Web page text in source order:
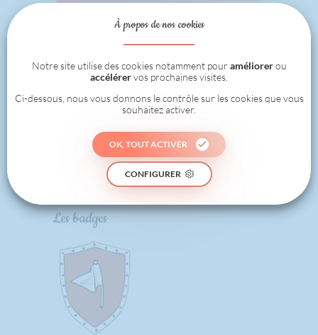
1
0
RÉALISÉ
Les badges
À propos de nos cookies
Notre site utilise des cookies notamment pour améliorerou
accélérervos prochaines visites.
Ci-dessous, nous vous donnons le contrôle sur les cookies que vous
souhaitez activer.
OK, TOUT ACTIVER
CONFIGURER